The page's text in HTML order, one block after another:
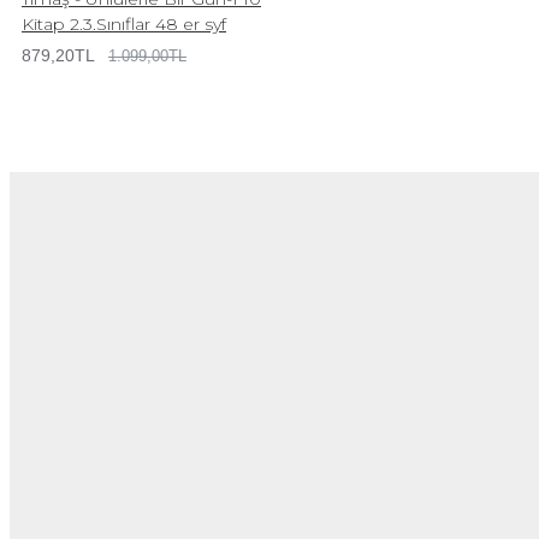
Kitap 2.3.Sınıflar 48 er syf
879,20TL 1.099,00TL